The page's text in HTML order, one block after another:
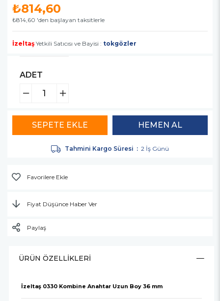
₺814,60
₺814,60 'den başlayan taksitlerle
İzeltaş Yetkili Satıcısı ve Bayisi : tokgözler
ADET
Tahmini Kargo Süresi : 2 İş Günü
Favorilere Ekle
Fiyat Düşünce Haber Ver
Paylaş
ÜRÜN ÖZELLIKLERI
İzeltaş 0330 Kombine Anahtar Uzun Boy 36 mm